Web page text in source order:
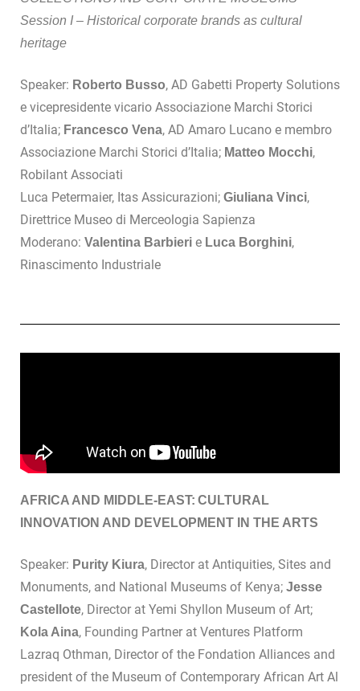
Session I – Historical corporate brands as cultural
heritage
Speaker: Roberto Busso, AD Gabetti Property Solutions
e vicepresidente vicario Associazione Marchi Storici
d’Italia; Francesco Vena, AD Amaro Lucano e membro
Associazione Marchi Storici d’Italia; Matteo Mocchi,
Robilant Associati
Luca Petermaier, Itas Assicurazioni; Giuliana Vinci,
Direttrice Museo di Merceologia Sapienza
Moderano: Valentina Barbieri e Luca Borghini,
Rinascimento Industriale
AFRICA AND MIDDLE-EAST: CULTURAL
INNOVATION AND DEVELOPMENT IN THE ARTS
Speaker: Purity Kiura, Director at Antiquities, Sites and
Monuments, and National Museums of Kenya; Jesse
Castellote, Director at Yemi Shyllon Museum of Art;
Kola Aina, Founding Partner at Ventures Platform
Lazraq Othman, Director of the Fondation Alliances and
president of the Museum of Contemporary African Art Al